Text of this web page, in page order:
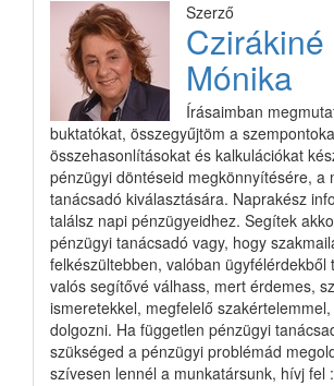
Szerző
Czirákiné
Mónika
Írásaimban
buktatókat, összegyűjtöm a
összehasonlításokat és kalkulációkat
pénzügyi döntéseid megkönnyítésére, a
tanácsadó kiválasztására. Naprakész
találsz napi pénzügyeidhez. Segítek
pénzügyi tanácsadó vagy, hogy
felkészültebben, valóban ügyfélérdekből
valós segítővé válhass, mert érdemes,
ismeretekkel, megfelelő
dolgozni. Ha független pénzügyi
szükséged a pénzügyi problémád
szívesen lennél a munkatársunk, hívj fel